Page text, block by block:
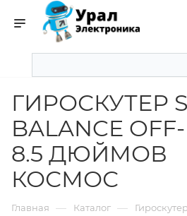
ГИРОСКУТЕР
BALANCE
8.5 ДЮЙМОВ
КОСМОС
Главная — Каталог —